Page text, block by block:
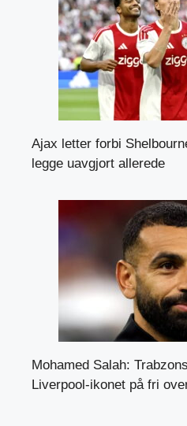
Ajax letter forbi
legge uavgjort allerede
Mohamed Salah:
Liverpool-ikonet på fri